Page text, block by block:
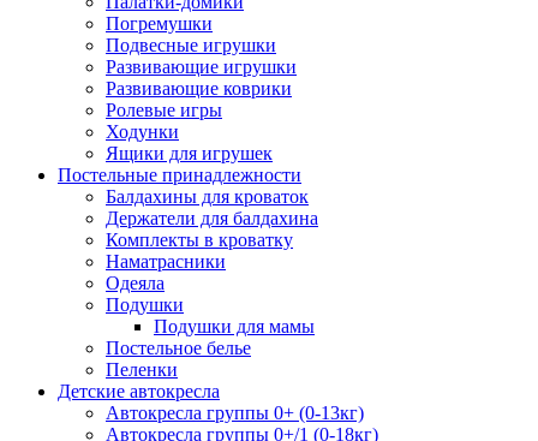
Погремушки
Подвесные игрушки
Развивающие игрушки
Развивающие коврики
Ролевые игры
Ходунки
Ящики для игрушек
Постельные принадлежности
Балдахины для кроваток
Держатели для балдахина
Комплекты в кроватку
Наматрасники
Одеяла
Подушки
Подушки для мамы
Постельное белье
Пеленки
Детские автокресла
Автокресла группы 0+ (0-13кг)
Автокресла группы 0+/1 (0-18кг)